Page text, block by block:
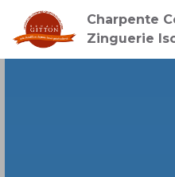
Charpente
Zinguerie